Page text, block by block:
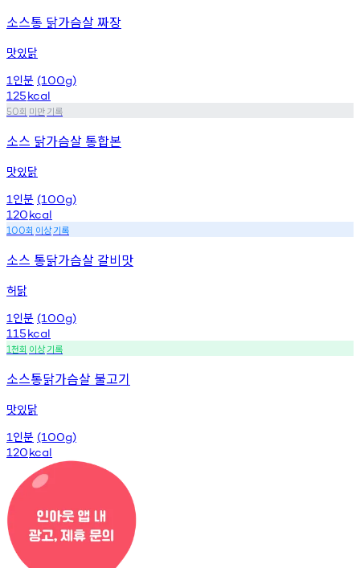
소스통 닭가슴살 짜장
맛있닭
1 인분 (100g)
125kcal
50회 미만기록
소스 닭가슴살 통합본
맛있닭
1 인분 (100g)
120kcal
100회 이상기록
소스 통닭가슴살 갈비맛
허닭
1 인분 (100g)
115kcal
1천회 이상기록
소스통닭가슴살 불고기
맛있닭
1 인분 (100g)
120kcal